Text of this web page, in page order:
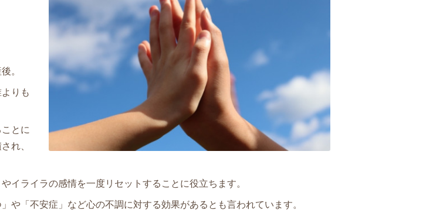
。
りも
とに
れ、
イライラの感情を一度リセットすることに役立ちます。
や「不安症」など心の不調に対する効果があるとも言われています。